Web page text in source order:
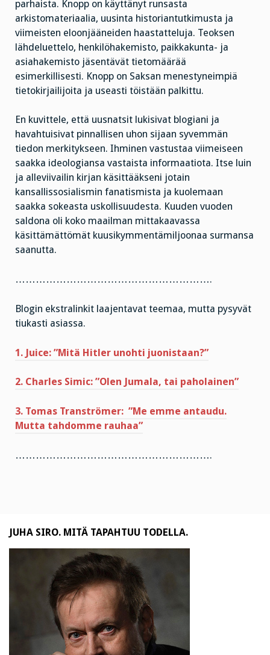
parhaista. Knopp on käyttänyt runsasta
arkistomateriaalia, uusinta historiantutkimusta ja
viimeisten eloonjääneiden haastatteluja. Teoksen
lähdeluettelo, henkilöhakemisto, paikkakunta- ja
asiahakemisto jäsentävät tietomäärää
esimerkillisesti. Knopp on Saksan menestyneimpiä
tietokirjailijoita ja useasti töistään palkittu.
En kuvittele, että uusnatsit lukisivat blogiani ja
havahtuisivat pinnallisen uhon sijaan syvemmän
tiedon merkitykseen. Ihminen vastustaa viimeiseen
saakka ideologiansa vastaista informaatiota. Itse luin
ja alleviivailin kirjan käsittääkseni jotain
kansallissosialismin fanatismista ja kuolemaan
saakka sokeasta uskollisuudesta. Kuuden vuoden
saldona oli koko maailman mittakaavassa
käsittämättömät kuusikymmentämiljoonaa surmansa
saanutta.
………………………………………………….
Blogin ekstralinkit laajentavat teemaa, mutta pysyvät
tiukasti asiassa.
1. Juice: ”Mitä Hitler unohti juonistaan?”
2. Charles Simic: ”Olen Jumala, tai paholainen”
3. Tomas Tranströmer: ”Me emme antaudu.
Mutta tahdomme rauhaa”
………………………………………………….
JUHA SIRO. MITÄ TAPAHTUU TODELLA.